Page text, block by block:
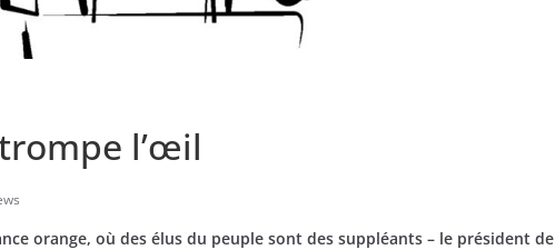
l’œil
orange, où des élus du peuple sont des suppléants – le président de